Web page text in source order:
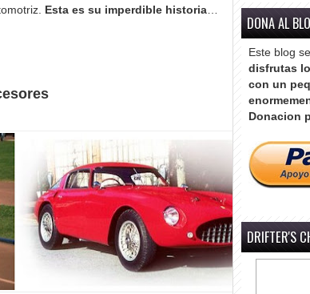
Esta es su imperdible historia
DONA AL
Este blog
disfrutas
con un
Donacion
DRIFTER'S